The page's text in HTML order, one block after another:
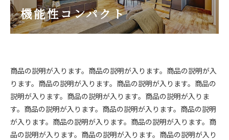
機能性コンパクト
商品の説明が入ります。商品の説明が入ります。商品の説明が入
ります。商品の説明が入ります。商品の説明が入ります。商品の
説明が入ります。商品の説明が入ります。商品の説明が入りま
す。商品の説明が入ります。商品の説明が入ります。商品の説明
が入ります。商品の説明が入ります。商品の説明が入ります。商
品の説明が入ります。商品の説明が入ります。商品の説明が入り